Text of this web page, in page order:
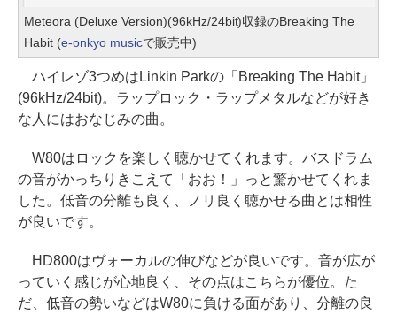
Meteora (Deluxe Version)(96kHz/24bit)収録のBreaking The
Habit (e-onkyo musicで販売中)
ハイレゾ3つめはLinkin Parkの「Breaking The Habit」
(96kHz/24bit)。ラップロック・ラップメタルなどが好き
な人にはおなじみの曲。
W80はロックを楽しく聴かせてくれます。バスドラム
の音がかっちりきこえて「おお！」っと驚かせてくれま
した。低音の分離も良く、ノリ良く聴かせる曲とは相性
が良いです。
HD800はヴォーカルの伸びなどが良いです。音が広が
っていく感じが心地良く、その点はこちらが優位。た
だ、低音の勢いなどはW80に負ける面があり、分離の良